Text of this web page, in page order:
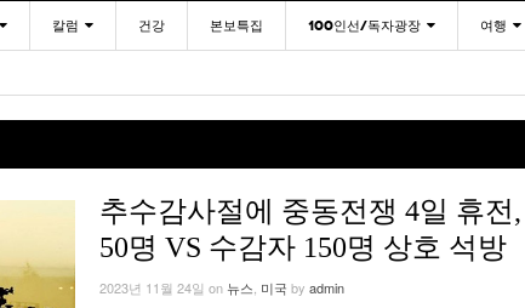
손현주씨와 윤영아씨 초청 뮤지컬 공연
- 2026년
07월 22일
무적함대 스페인, 16년만에 월드컵 우승
칼럼
김원동칼럼
<발행인 편지>플로리다코리아 “연합회 모든
복된 성탄절과 희망찬 새해 맞이하세요! -
2015년 03월 11일
건강 본보특집 100인선/독자광장 여행
추수감사절에 중동전쟁 4일 휴전
50명 VS 수감자 150명 상호 석방
2023년 11월 24일 on뉴스 미국 by admin